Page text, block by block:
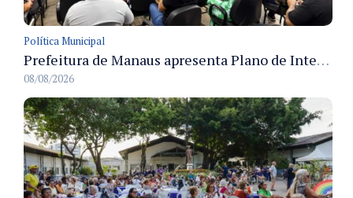
Política Municipal
Prefeitura de Manaus apresenta Plano de Integridade da CGM e qualifica servidores para governança e conformidade no biênio 2027-2028
08/08/2026